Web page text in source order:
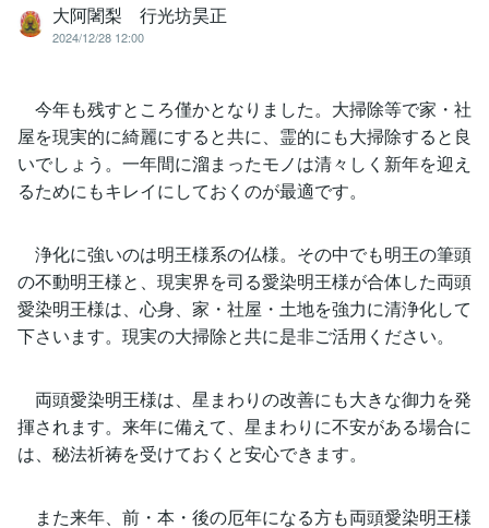
大阿闍梨 行光坊昊正
2024/12/28 12:00
今年も残すところ僅かとなりました。大掃除等で家・社
屋を現実的に綺麗にすると共に、霊的にも大掃除すると良
いでしょう。一年間に溜まったモノは清々しく新年を迎え
るためにもキレイにしておくのが最適です。
浄化に強いのは明王様系の仏様。その中でも明王の筆頭
の不動明王様と、現実界を司る愛染明王様が合体した両頭
愛染明王様は、心身、家・社屋・土地を強力に清浄化して
下さいます。現実の大掃除と共に是非ご活用ください。
両頭愛染明王様は、星まわりの改善にも大きな御力を発
揮されます。来年に備えて、星まわりに不安がある場合に
は、秘法祈祷を受けておくと安心できます。
また来年、前・本・後の厄年になる方も両頭愛染明王様